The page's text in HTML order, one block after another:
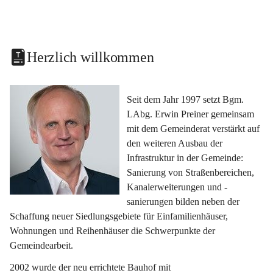
Herzlich willkommen
Seit dem Jahr 1997 setzt Bgm.
LAbg. Erwin Preiner gemeinsam
mit dem Gemeinderat verstärkt auf
den weiteren Ausbau der
Infrastruktur in der Gemeinde:
Sanierung von Straßenbereichen,
Kanalerweiterungen und -
sanierungen bilden neben der
Schaffung neuer Siedlungsgebiete für Einfamilienhäuser,
Wohnungen und Reihenhäuser die Schwerpunkte der
Gemeindearbeit.
2002 wurde der neu errichtete Bauhof mit